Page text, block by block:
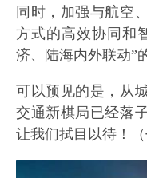
同时，加强与航空
方式的高效协同和
济、陆海内外联动”
可以预见的是，从
交通新棋局已经落
让我们拭目以待！（